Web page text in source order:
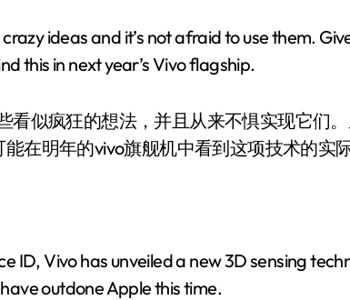
ideas and it’s not afraid to use them.
this in next year’s Vivo flagship.
看似疯狂的想法，并且从来不惧实现它们
在明年的vivo旗舰机中看到这项技术的实际
ID, Vivo has unveiled a new 3D sensing
outdone Apple this time.